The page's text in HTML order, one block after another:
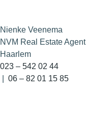
Nienke Veenema
NVM Real Estate Agent
Haarlem
023 – 542 02 44
06 – 82 01 15 85‬